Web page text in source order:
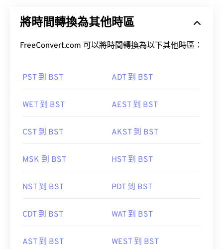
將時間轉換為其他時區
FreeConvert.com 可以將時間轉換為以下其他時區：
PST 到 BST ADT 到 BST
WET 到 BST AEST 到 BST
CST 到 BST AKST 到 BST
MSK 到 BST HST 到 BST
NST 到 BST PDT 到 BST
CDT 到 BST WAT 到 BST
AST 到 BST WEST 到 BST